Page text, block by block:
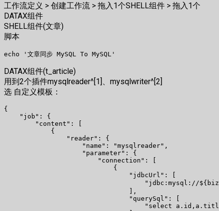
工作流定义 > 创建工作流 > 拖入1个SHELL组件 > 拖入1个
DATAX组件
SHELL组件(文章)
脚本
DATAX组件(t_article)
用到2个插件mysqlreader^[1]、mysqlwriter^[2]
选 自定义模板：
{
    "job": {
        "content": [
            {
                "reader": {
                    "name": "mysqlreader",
                    "parameter": {
                        "connection": [
                            {
                                "jdbcUrl": [
"jdbc:mysql://
                                ],
                                "querySql": [
"select